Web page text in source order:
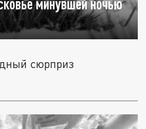
минувшей ночью
сюрприз